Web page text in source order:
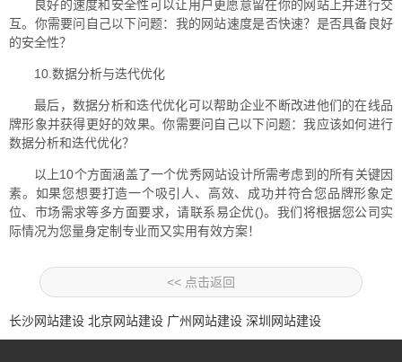
良好的速度和安全性可以让用户更愿意留在你的网站上并进行交
互。你需要问自己以下问题：我的网站速度是否快速？是否具备良好
的安全性？
10.数据分析与迭代优化
最后，数据分析和迭代优化可以帮助企业不断改进他们的在线品
牌形象并获得更好的效果。你需要问自己以下问题：我应该如何进行
数据分析和迭代优化？
以上10个方面涵盖了一个优秀网站设计所需考虑到的所有关键因
素。如果您想要打造一个吸引人、高效、成功并符合您品牌形象定
位、市场需求等多方面要求，请联系易企优()。我们将根据您公司实
际情况为您量身定制专业而又实用有效方案！
<< 点击返回
长沙网站建设 北京网站建设 广州网站建设 深圳网站建设